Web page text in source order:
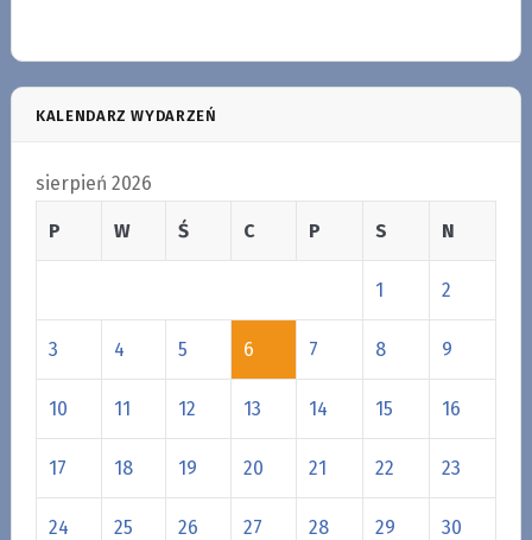
KALENDARZ WYDARZEŃ
sierpień 2026
P W Ś C P S N
1 2
3 4 5 6 7 8 9
10 11 12 13 14 15 16
17 18 19 20 21 22 23
24 25 26 27 28 29 30